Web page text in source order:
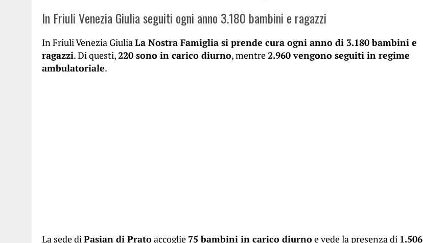
In Friuli Venezia Giulia seguiti ogni anno 3.180 bambini e ragazzi
In Friuli Venezia GiuliaLa Nostra Famiglia si prende cura ogni anno di 3.180 bambini e
ragazzi. Di questi,220 sono in carico diurno, mentre2.960 vengono seguiti in regime
ambulatoriale.
La sede diPasian di Pratoaccoglie 75 bambini in carico diurnoe vede la presenza di 1.506